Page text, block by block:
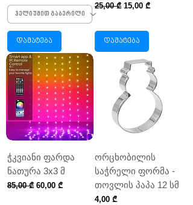
დამატება
Regular Price
25,00 ₾ Sale Price
15,00 ₾
დამატება
ჭკვიანი ფარდა
ნათურა 3x3 მ
Regular Price
85,00 ₾ Sale Price
60,00 ₾
ორცხობილის
საჭრელი ფორმა -
თოვლის პაპა 12 სმ
Price
4,00 ₾